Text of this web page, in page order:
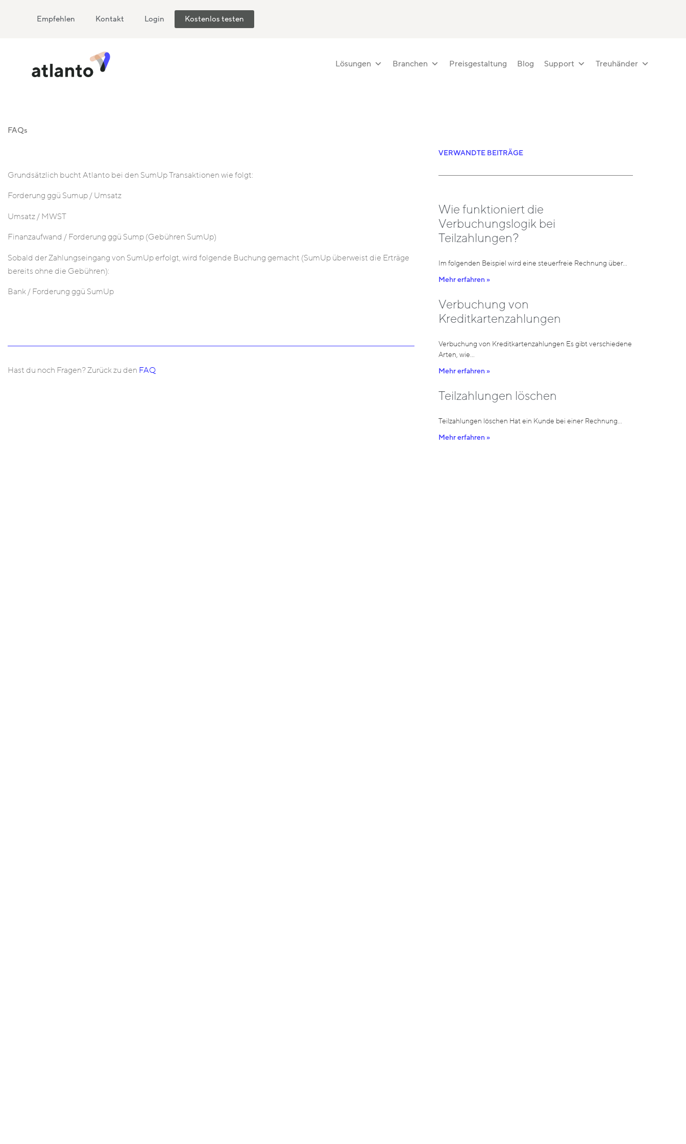
Empfehlen Kontakt Login Kostenlos testen
Lösungen Branchen Preisgestaltung Blog Support Treuhänder
FAQs
Grundsätzlich bucht Atlanto bei den SumUp Transaktionen wie folgt:
Forderung ggü Sumup / Umsatz
Umsatz / MWST
Finanzaufwand / Forderung ggü Sump (Gebühren SumUp)
Sobald der Zahlungseingang von SumUp erfolgt, wird folgende Buchung gemacht (SumUp überweist die Erträge
bereits ohne die Gebühren):
Bank / Forderung ggü SumUp
Hast du noch Fragen? Zurück zu den FAQ
VERWANDTE BEITRÄGE
Wie funktioniert die
Verbuchungslogik bei
Teilzahlungen?
Im folgenden Beispiel wird eine steuerfreie Rechnung über…
Mehr erfahren »
Verbuchung von
Kreditkartenzahlungen
Verbuchung von Kreditkartenzahlungen Es gibt verschiedene
Arten, wie…
Mehr erfahren »
Teilzahlungen löschen
Teilzahlungen löschen Hat ein Kunde bei einer Rechnung…
Mehr erfahren »